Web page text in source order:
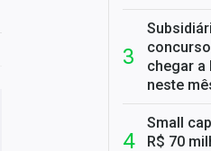
chegar a
neste
Small
R$ 70